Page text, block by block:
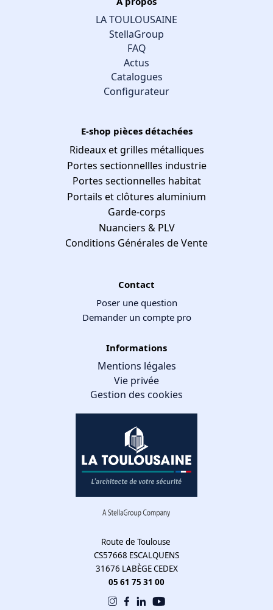
LA TOULOUSAINE
StellaGroup
FAQ
Actus
Catalogues
Configurateur
E-shop pièces détachées
Rideaux et grilles métalliques
Portes sectionnellles industrie
Portes sectionnelles habitat
Portails et clôtures aluminium
Garde-corps
Nuanciers & PLV
Conditions Générales de Vente
Contact
Poser une question
Demander un compte pro
Informations
Mentions légales
Vie privée
Gestion des cookies
Route de Toulouse
CS57668 ESCALQUENS
31676 LABÈGE CEDEX
05 61 75 31 00
Gestion des cookies
Nous utilisons des cookies qui facilitent l'utilisation du site,
améliorent la performance et la sécurité du site internet.
Faites-nous part de vos préférences de cookies pour chaque
À quoi servent ces cookies :
Cookies obligatoires